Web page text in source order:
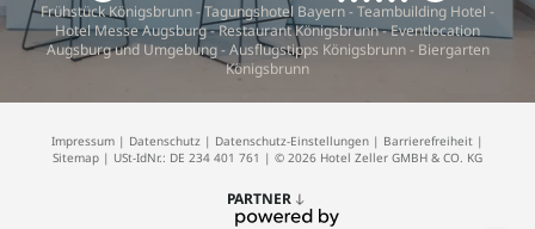
Frühstück Königsbrunn-Tagungshotel Bayern-Teambuilding Hotel -
Hotel Messe Augsburg-Restaurant Königsbrunn-Eventlocation
Augsburg und Umgebung-Ausflugstipps Königsbrunn- Biergarten
Königsbrunn
Impressum | Datenschutz | Datenschutz-Einstellungen | Barrierefreiheit |
Sitemap | USt-IdNr.: DE 234 401 761 | © 2026 Hotel Zeller GMBH & CO. KG
PARTNER